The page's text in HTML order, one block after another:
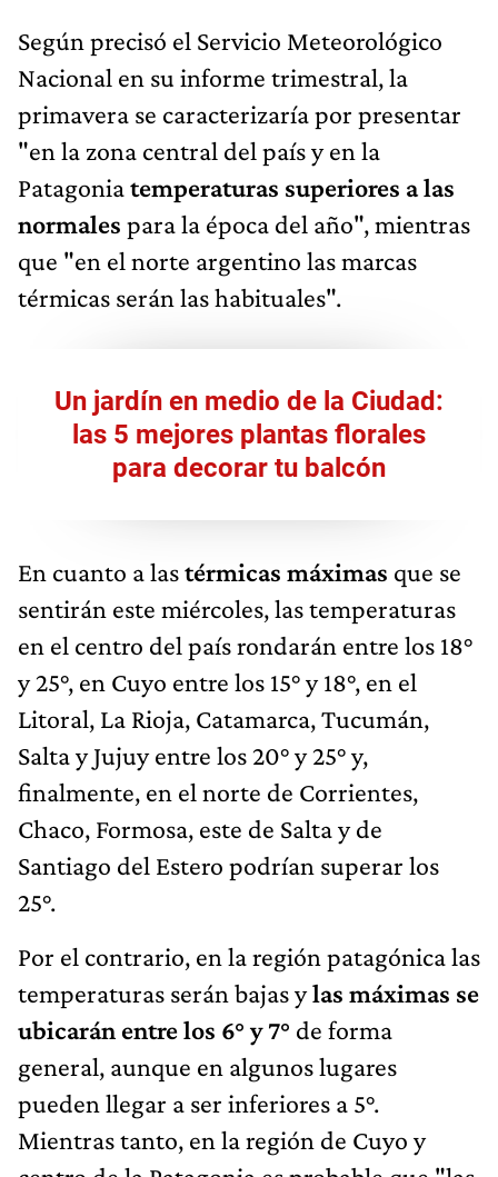
Según precisó el Servicio Meteorológico
Nacional en su informe trimestral, la
primavera se caracterizaría por presentar
"en la zona central del país y en la
Patagoniatemperaturas superiores a las
normales para la época del año", mientras
que "en el norte argentino las marcas
térmicas serán las habituales".
Un jardín en medio de la Ciudad:
las 5 mejores plantas florales
para decorar tu balcón
En cuanto a lastérmicas máximas que se
sentirán este miércoles, las temperaturas
en el centro del país rondarán entre los 18°
y 25°, en Cuyo entre los 15° y 18°, en el
Litoral, La Rioja, Catamarca, Tucumán,
Salta y Jujuy entre los 20° y 25° y,
finalmente, en el norte de Corrientes,
Chaco, Formosa, este de Salta y de
Santiago del Estero podrían superar los
25°.
Por el contrario, en la región patagónica las
temperaturas serán bajas ylas máximas se
ubicarán entre los 6° y 7° de forma
general, aunque en algunos lugares
pueden llegar a ser inferiores a 5°.
Mientras tanto, en la región de Cuyo y